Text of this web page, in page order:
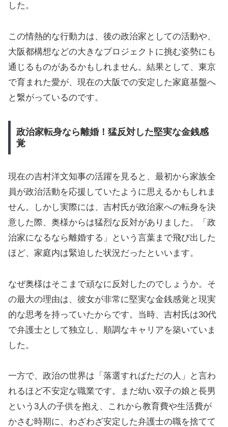
した。
この情熱的な行動力は、後の政治家としての活動や、
大阪都構想などの大きなプロジェクトに挑む姿勢にも
通じるものがあるかもしれません。結果として、東京
で育まれた愛が、現在の大阪での安定した家庭基盤へ
と繋がっているのです。
政治家転身なら離婚！猛反対した堅実な金銭感
覚
現在の吉村洋文知事の活躍を見ると、最初から家族全
員が政治活動を応援していたように思えるかもしれま
せん。しかし実際には、吉村氏が政治家への転身を決
意した際、奥様からは猛烈な反対がありました。「政
治家になるなら離婚する」という言葉まで飛び出した
ほど、家庭内は緊迫した状況だったといいます。
なぜ奥様はそこまで頑なに反対したのでしょうか。そ
の最大の理由は、彼女が非常に堅実な金銭感覚と現実
的な思考を持っていたからです。当時、吉村氏は30代
で弁護士として独立し、順調なキャリアを築いていま
した。
一方で、政治の世界は「落選すればただの人」と言わ
れるほど不安定な職業です。まだ幼い双子の娘と長男
という3人の子供を抱え、これから教育費や生活費が
かさむ時期に、わざわざ安定した弁護士の職を捨てて